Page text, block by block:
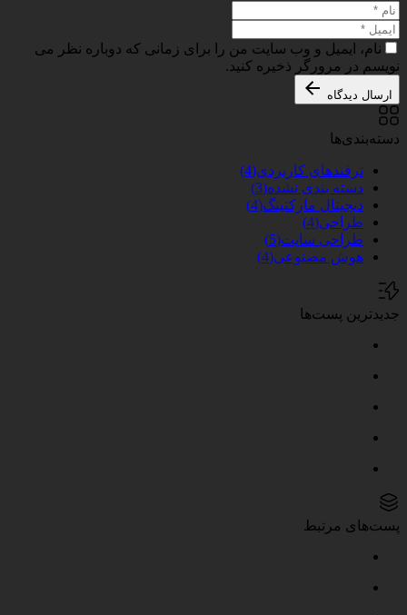
نام، ایمیل و وب سایت من را برای زمانی که دوباره نظر می
نویسم در مرورگر ذخیره کنید.
ارسال دیدگاه
دسته‌بندی‌ها
ترفندهای کاربردی(4)
دسته بندی نشده(3)
دیجیتال مارکتینگ(4)
طراحی(4)
طراحی سایت(5)
هوش مصنوعی(4)
جدیدترین پست‌ها
پست‌های مرتبط